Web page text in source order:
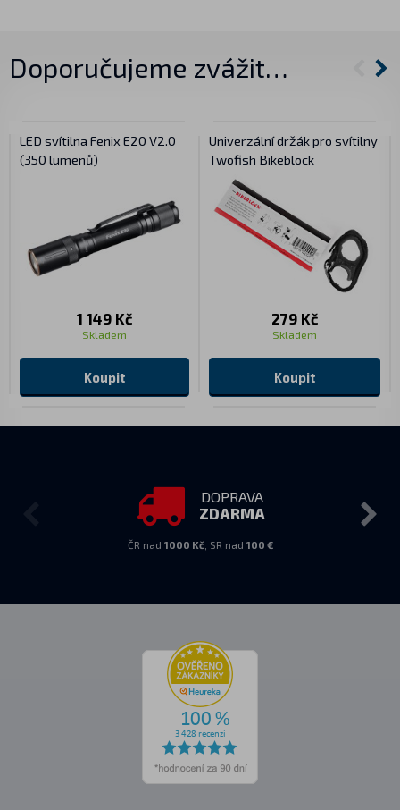
Doporučujeme zvážit…
LED svítilna Fenix E20 V2.0
(350 lumenů)
1 149 Kč
Skladem
Koupit
Univerzální držák pro svítilny
Twofish Bikeblock
279 Kč
Skladem
Koupit
DOPRAVA
ZDARMA
ČR nad 1000 Kč, SR nad 100 €